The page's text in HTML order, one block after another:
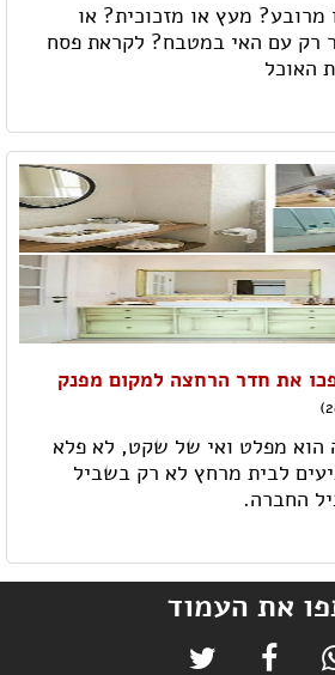
מרובע? מעץ או מזכוכית? או
רק עם האי במטבח? לקראת פסח
האוכל
את חדר הרחצה למקום מפנק
הוא מפלט ואי של שקט, לא פלא
לבית מרחץ לא רק בשביל
החברה.
את העמוד